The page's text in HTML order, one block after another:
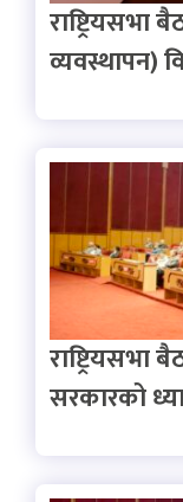
व्यवस्थापन)
सरकारको